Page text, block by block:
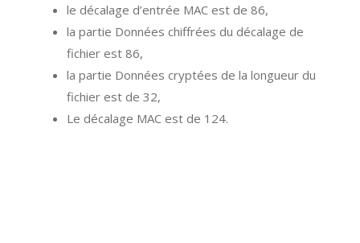
le décalage d’entrée MAC est de 86,
la partie Données chiffrées du décalage de
fichier est 86,
la partie Données cryptées de la longueur du
fichier est de 32,
Le décalage MAC est de 124.